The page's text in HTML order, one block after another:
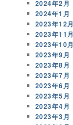
2024年2月
2024年1月
2023年12月
2023年11月
2023年10月
2023年9月
2023年8月
2023年7月
2023年6月
2023年5月
2023年4月
2023年3月